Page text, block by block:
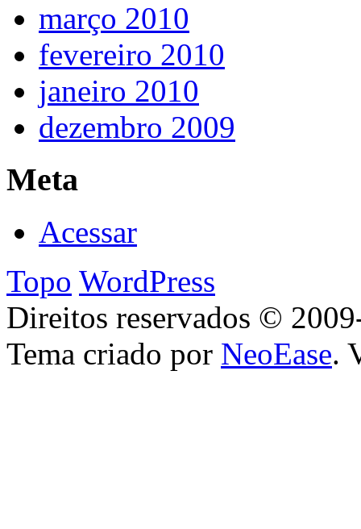
março 2010
fevereiro 2010
janeiro 2010
dezembro 2009
Meta
Acessar
Topo WordPress
Direitos reservados ©
Tema criado por NeoEase.